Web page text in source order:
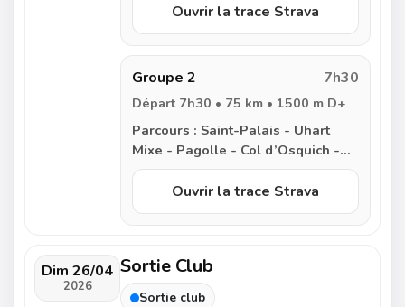
Saint Michel - Saint Jean Pied de
Port - Lacarre - Larceveau - Col
Saint-Palais
Ouvrir la trace Strava
Groupe 2 7h30
Départ 7h30 • 75 km • 1500 m D+
Parcours :
Mixe - Pagolle - Col d’Osquich -
Col de Gamia - Lacarre -
Larceveau - Col d’Iparlatze -
Lantabat - Beyrie - Saint-Palais
Ouvrir la trace Strava
Dim 26/04
2026
Sortie Club
Sortie club